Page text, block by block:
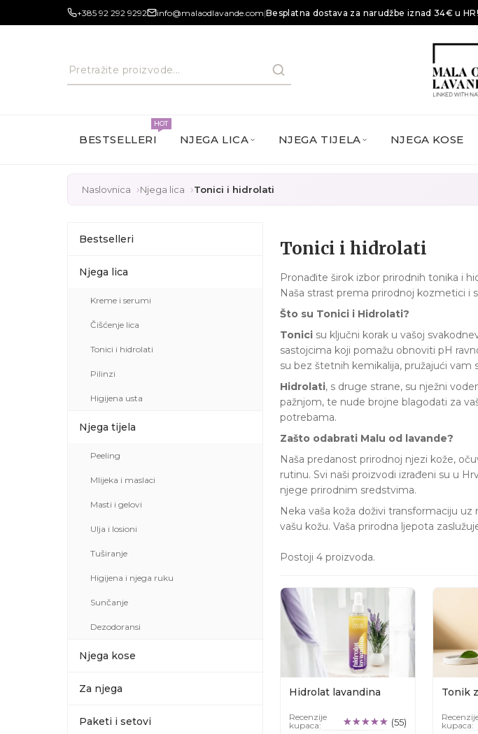
+385 92 292 9292 info@malaodlavande.com|Besplatna dostava za narudžbe iznad 34€ u HR!
BESTSELLERI
HOT
NJEGA LICA NJEGA TIJELA NJEGA KOSE
Naslovnica Njega lica Tonici i hidrolati
Bestselleri
Njega lica
Kreme i serumi
Čišćenje lica
Tonici i hidrolati
Pilinzi
Higijena usta
Njega tijela
Peeling
Mlijeka i maslaci
Masti i gelovi
Ulja i losioni
Tuširanje
Higijena i njega ruku
Sunčanje
Dezodoransi
Njega kose
Za njega
Paketi i setovi
Tonici i hidrolati
Pronađite širok izbor prirodnih tonika i
Naša strast prema prirodnoj kozmetici i
Što su Tonici i Hidrolati?
Tonici su ključni korak u vašoj
sastojcima koji pomažu obnoviti pH
su bez štetnih kemikalija, pružajući vam
Hidrolati, s druge strane, su nježni
pažnjom, te nude brojne blagodati za
potrebama.
Zašto odabrati Malu od lavande?
Naša predanost prirodnoj njezi kože,
rutinu. Svi naši proizvodi izrađeni su u
njege prirodnim sredstvima.
Neka vaša koža doživi transformaciju
vašu kožu. Vaša prirodna ljepota
Postoji 4 proizvoda.
Hidrolat lavandina
Recenzije
kupaca:
(55)
Tonik
kupaca: